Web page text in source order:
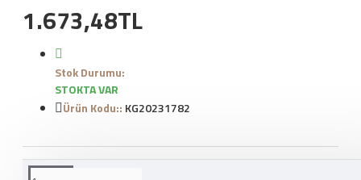
1.673,48TL
Stok Durumu:
STOKTA VAR
Ürün Kodu:: KG20231782